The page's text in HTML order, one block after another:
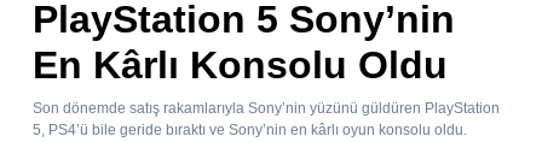
PlayStation 5 Sony’nin
En Kârlı Konsolu Oldu
Son dönemde satış rakamlarıyla Sony’nin yüzünü güldüren PlayStation
5, PS4’ü bile geride bıraktı ve Sony’nin en kârlı oyun konsolu oldu.